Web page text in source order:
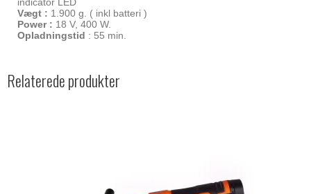
Vægt : 1.900 g. ( inkl batteri )
Power : 18 V, 400 W.
Opladningstid : 55 min.
Relaterede produkter